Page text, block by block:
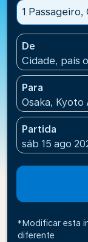
1 Passageiro,
De
Cidade, país
Para
Osaka,
Partida
fc-booking-
sáb 15 ago
*Modificar esta
diferente